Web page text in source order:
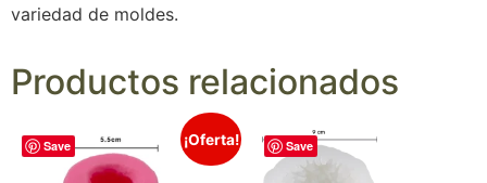
variedad de moldes.
Productos relacionados
Save ¡Oferta! Save